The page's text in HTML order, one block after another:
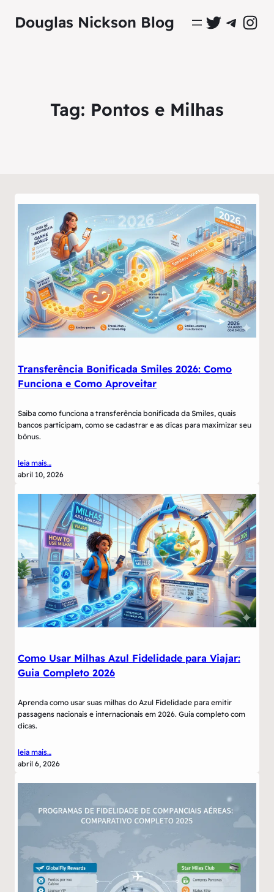
Douglas Nickson Blog Perfil Oficial no Twitter
Grupo Oficial no
Perfil
Tag: Pontos e Milhas
Transferência Bonificada Smiles 2026: Como
Funciona e Como Aproveitar
Saiba como funciona a transferência bonificada da Smiles, quais
bancos participam, como se cadastrar e as dicas para maximizar seu
bônus.
leia mais…
abril 10, 2026
Como Usar Milhas Azul Fidelidade para Viajar:
Guia Completo 2026
Aprenda como usar suas milhas do Azul Fidelidade para emitir
passagens nacionais e internacionais em 2026. Guia completo com
dicas.
leia mais…
abril 6, 2026